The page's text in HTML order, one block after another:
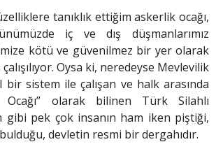
tanıklık ettiğim askerlik ocağı,
iç ve dış düşmanlarımız
kötü ve güvenilmez bir yer olarak
Oysa ki, neredeyse Mevlevilik
sistem ile çalışan ve halk arasında
Ocağı” olarak bilinen Türk Silahlı
gibi pek çok insanın ham iken piştiği,
devletin resmi bir dergahıdır.